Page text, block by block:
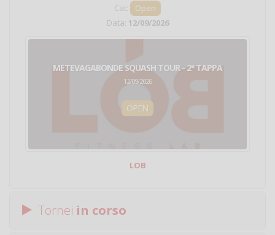
Cat:
Open
Data: 12/09/2026
METEVAGABONDE SQUASH TOUR - 2ª TAPPA
12/09/2026
OPEN
LOB
Tornei in corso